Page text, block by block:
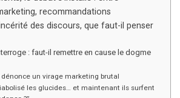
recommandations
des discours, que faut-il penser
: faut-il remettre en cause le dogme
un virage marketing brutal
les glucides… et maintenant ils surfent